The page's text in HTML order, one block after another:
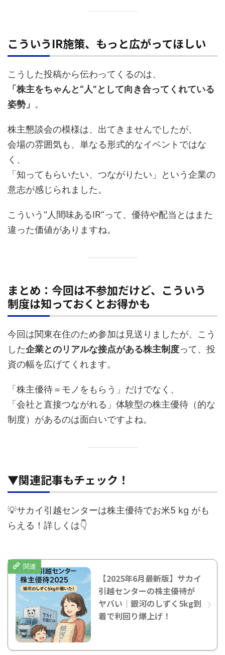
こういうIR施策、もっと広がってほしい
こうした投稿から伝わってくるのは、
「株主をちゃんと“人”として向き合ってくれている
姿勢」 。
株主懇談会の模様は、出てきませんでしたが、
会場の雰囲気も、単なる形式的なイベントではな
く、
「知ってもらいたい、つながりたい」という企業の
意志が感じられました。
こういう“人間味あるIR”って、優待や配当とはまた
違った価値がありますね。
まとめ：今回は不参加だけど、こういう
制度は知っておくとお得かも
今回は関東在住のため参加は見送りましたが、こう
した企業とのリアルな接点がある株主制度って、投
資の幅を広げてくれます。
「株主優待＝モノをもらう」だけでなく、
「会社と直接つながれる」体験型の株主優待（的な
制度）があるのは面白いですよね。
▼関連記事もチェック！
💡サカイ引越センターは株主優待でお米5 kg がも
らえる！詳しくは👇
【2025年6月最新版】サカイ
引越センターの株主優待が
ヤバい｜銀河のしずく5kg到
着で利回り爆上げ！